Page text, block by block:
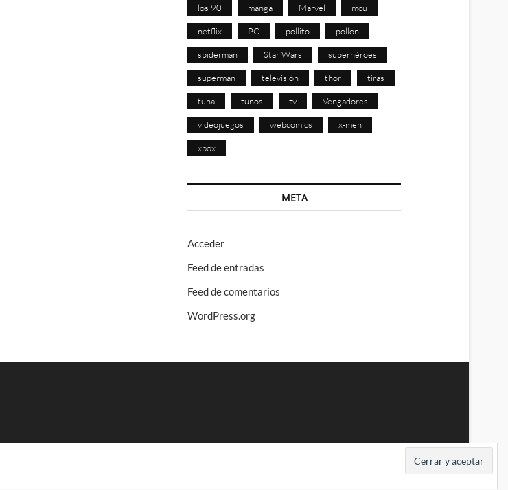
los 90 manga Marvel mcu
netflix PC pollito pollon
spiderman Star Wars superhéroes
superman televisión thor tiras
tuna tunos tv Vengadores
videojuegos webcomics x-men
xbox
META
Acceder
Feed de entradas
Feed de comentarios
WordPress.org